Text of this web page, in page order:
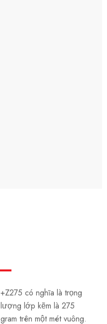
+Z275 có nghĩa là trọng
lượng lớp kẽm là 275
gram trên một mét vuông.